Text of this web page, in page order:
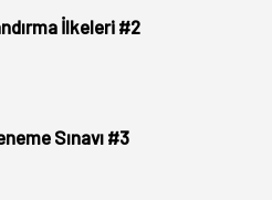
İlkeleri #2
Sınavı #3